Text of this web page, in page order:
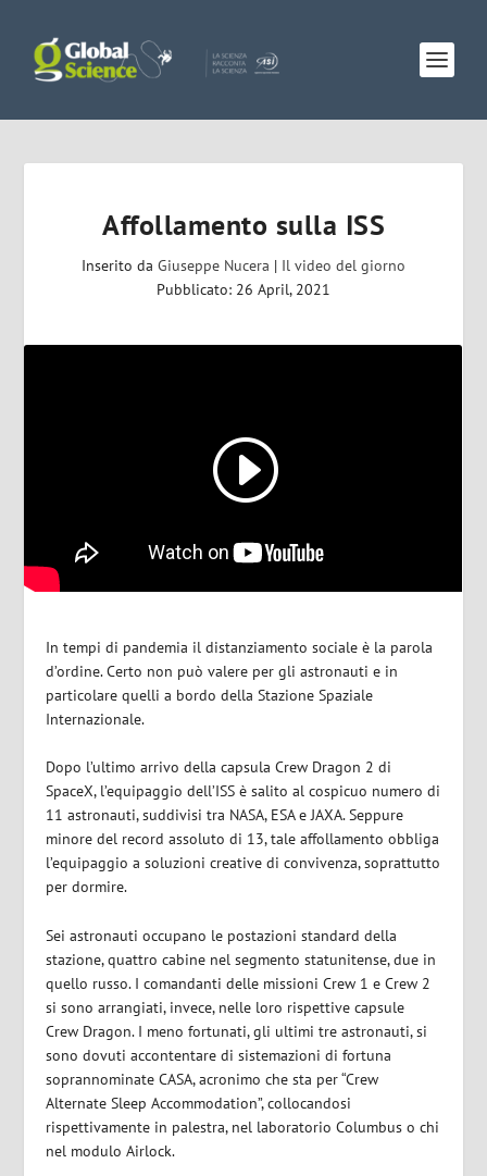
Affollamento sulla ISS
Inserito da Giuseppe Nucera | Il video del giorno
Pubblicato: 26 April, 2021
In tempi di pandemia il distanziamento sociale è la parola
d’ordine. Certo non può valere per gli astronauti e in
particolare quelli a bordo della Stazione Spaziale
Internazionale.
Dopo l’ultimo arrivo della capsula Crew Dragon 2 di
SpaceX, l’equipaggio dell’ISS è salito al cospicuo numero di
11 astronauti, suddivisi tra NASA, ESA e JAXA. Seppure
minore del record assoluto di 13, tale affollamento obbliga
l’equipaggio a soluzioni creative di convivenza, soprattutto
per dormire.
Sei astronauti occupano le postazioni standard della
stazione, quattro cabine nel segmento statunitense, due in
quello russo. I comandanti delle missioni Crew 1 e Crew 2
si sono arrangiati, invece, nelle loro rispettive capsule
Crew Dragon. I meno fortunati, gli ultimi tre astronauti, si
sono dovuti accontentare di sistemazioni di fortuna
soprannominate CASA, acronimo che sta per “Crew
Alternate Sleep Accommodation”, collocandosi
rispettivamente in palestra, nel laboratorio Columbus o chi
nel modulo Airlock.